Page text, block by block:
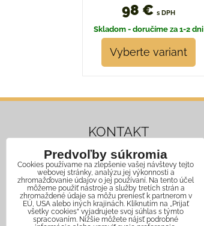
98 € s DPH
Skladom - doručíme za 1-2 dni
Vyberte variant
KONTAKT
Mobil: +421 911 466 006
Email: info@jagershop.sk
Predvoľby súkromia
Cookies používame na zlepšenie vašej návštevy tejto
webovej stránky, analýzu jej výkonnosti a
zhromažďovanie údajov o jej používaní. Na tento účel
môžeme použiť nástroje a služby tretích strán a
zhromaždené údaje sa môžu preniesť k partnerom v
EÚ, USA alebo iných krajinách. Kliknutím na „Prijať
všetky cookies“ vyjadrujete svoj súhlas s týmto
spracovaním. Nižšie môžete nájsť podrobné